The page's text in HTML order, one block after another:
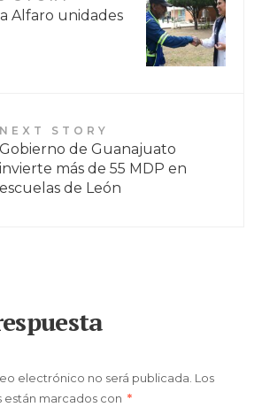
Alfaro unidades
NEXT STORY
Gobierno de Guanajuato
invierte más de 55 MDP en
escuelas de León
electrónico no será publicada. Los
marcados con *